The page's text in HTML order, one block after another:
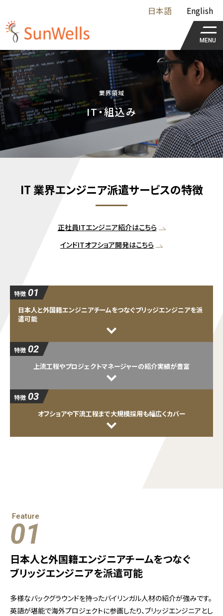
日本語 English
MENU
業界領域
IT・組込み
IT 業界エンジニア派遣サービスの特徴
正社員ITエンジニア紹介はこちら
インドITオフショア開発はこちら
特徴 01
日本人と外国籍エンジニアチームをつなぐブリッジエンジニアを派
遣可能
特徴 02
上流工程やプロジェクトマネージャーの紹介実績が豊富
特徴 03
オフショアや下流工程まで大規模採用も幅広くカバー
Feature
01
日本人と外国籍エンジニアチームをつなぐ
ブリッジエンジニアを派遣可能
多様なバックグラウンドを持ったバイリンガル人材の紹介が強みです。
英語が堪能で海外プロジェクトに参画したり、ブリッジエンジニアとし